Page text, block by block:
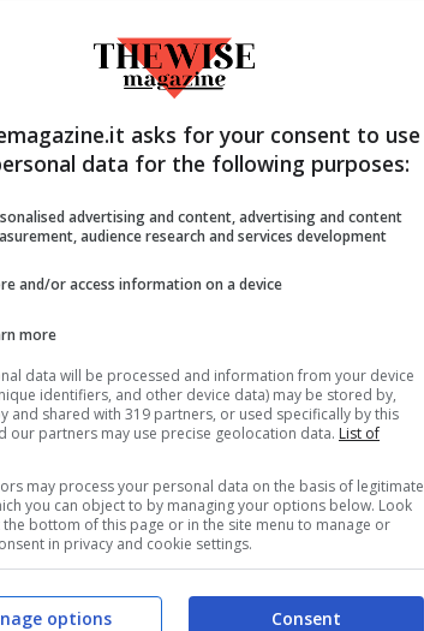
sarebbe più appropriato, ma
asks for your consent to use
data for the following purposes:
advertising and content, advertising and content
audience research and services development
and/or access information on a device
more
data will be processed and information from your device
identifiers, and other device data) may be stored by,
and shared with 319 partners, or used specifically by this
our partners may use precise geolocation data. List of
may process your personal data on the basis of legitimate
you can object to by managing your options below. Look
bottom of this page or in the site menu to manage or
in privacy and cookie settings.
Consent
options